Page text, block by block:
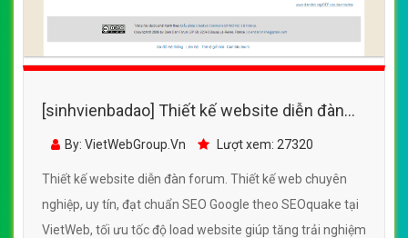
[sinhvienbadao] Thiết kế website diễn đàn
forum đẹp, chuyên nghiệp chuẩn SEO
By: VietWebGroup.Vn Lượt xem: 27320
Thiết kế website diễn đàn forum. Thiết kế web chuyên
nghiệp, uy tín, đạt chuẩn SEO Google theo SEOquake tại
VietWeb, tối ưu tốc độ load website giúp tăng trải nghiệm